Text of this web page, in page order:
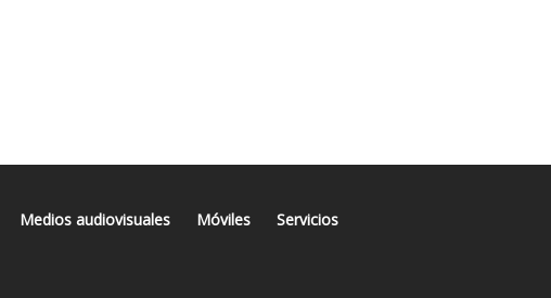
Medios audiovisuales Móviles Servicios